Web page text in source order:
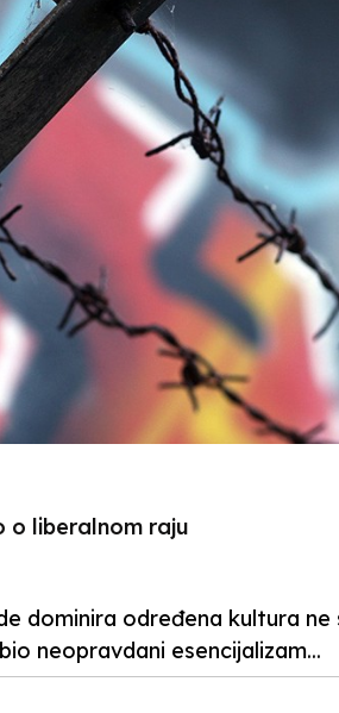
o liberalnom raju
dominira određena kultura ne
neopravdani esencijalizam...